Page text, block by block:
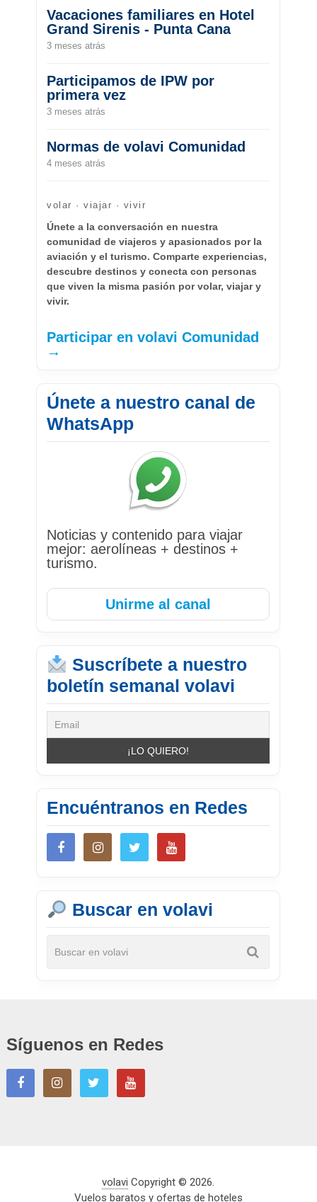
Vacaciones familiares en Hotel
Grand Sirenis - Punta Cana
3 meses atrás
Participamos de IPW por
primera vez
3 meses atrás
Normas de volavi Comunidad
4 meses atrás
volar · viajar · vivir
Únete a la conversación en nuestra
comunidad de viajeros y apasionados por la
aviación y el turismo. Comparte experiencias,
descubre destinos y conecta con personas
que viven la misma pasión por volar, viajar y
vivir.
Participar en volavi Comunidad
→
Únete a nuestro canal de
WhatsApp
Noticias y contenido para viajar
mejor: aerolíneas + destinos +
turismo.
Unirme al canal
Suscríbete a nuestro
boletín semanal volavi
Encuéntranos en Redes
Buscar en volavi
Síguenos en Redes
volavi Copyright © 2026.
Vuelos baratos y ofertas de hoteles